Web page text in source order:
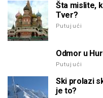
Šta mislite,
Tver?
Putujući
Odmor u
Putujući
Ski prolazi
je to?